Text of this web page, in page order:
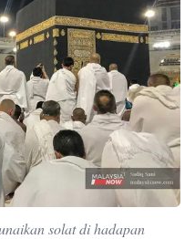
solat di hadapan